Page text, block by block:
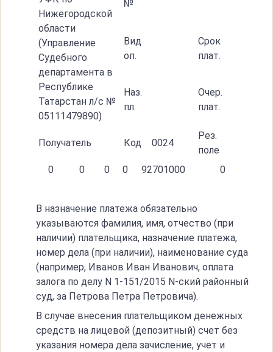
№
Нижегородской
области
(Управление
Судебного
департамента в
Республике
Татарстан л/с №
05111479890)
Вид
оп.
Срок
плат.
Наз.
пл.
Очер.
плат.
Получатель Код 0024
Рез.
поле
0
0 0 0 92701000 0
В назначение платежа обязательно
указываются фамилия, имя, отчество (при
наличии) плательщика, назначение платежа,
номер дела (при наличии), наименование суда
(например, Иванов Иван Иванович, оплата
залога по делу N 1-151/2015 N-ский районный
суд, за Петрова Петра Петровича).
В случае внесения плательщиком денежных
средств на лицевой (депозитный) счет без
указания номера дела зачисление, учет и